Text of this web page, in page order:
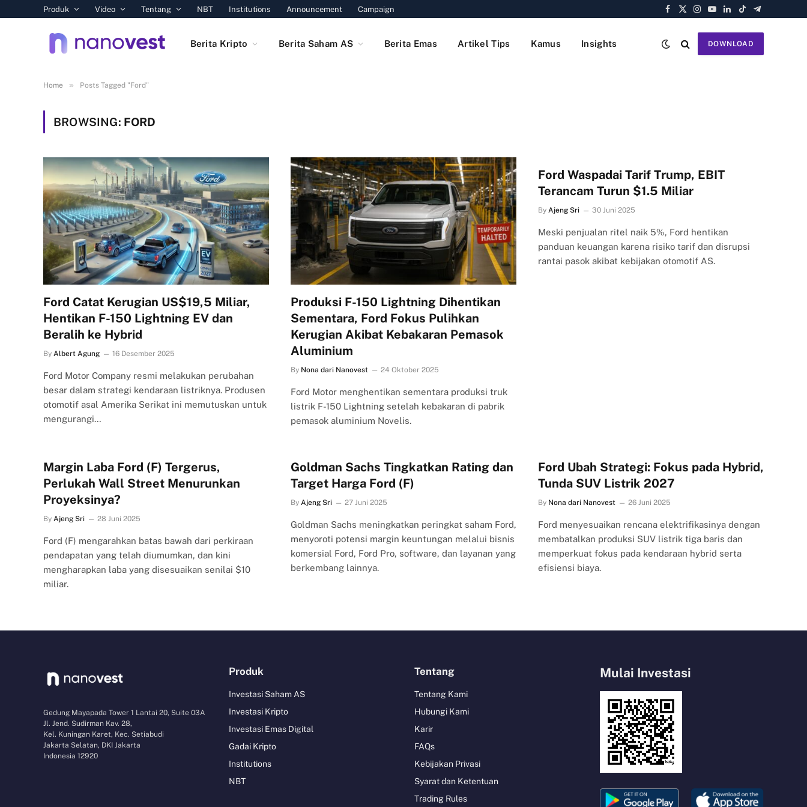
Produk Video Tentang NBT Institutions Announcement Campaign
Facebook
X
Instagram
YouTube
LinkedIn
TikTokTelegram
Berita Kripto Berita Saham AS Berita Emas Artikel Tips Kamus Insights DOWNLOAD
Home » Posts Tagged "Ford"
BROWSING: FORD
Ford Catat Kerugian US$19,5 Miliar,
Hentikan F-150 Lightning EV dan
Beralih ke Hybrid
By Albert Agung 16 Desember 2025
Ford Motor Company resmi melakukan perubahan
besar dalam strategi kendaraan listriknya. Produsen
otomotif asal Amerika Serikat ini memutuskan untuk
mengurangi…
Produksi F-150 Lightning Dihentikan
Sementara, Ford Fokus Pulihkan
Kerugian Akibat Kebakaran Pemasok
Aluminium
By Nona dari Nanovest 24 Oktober 2025
Ford Motor menghentikan sementara produksi truk
listrik F-150 Lightning setelah kebakaran di pabrik
pemasok aluminium Novelis.
Ford Waspadai Tarif Trump, EBIT
Terancam Turun $1.5 Miliar
By Ajeng Sri 30 Juni 2025
Meski penjualan ritel naik 5%, Ford hentikan
panduan keuangan karena risiko tarif dan disrupsi
rantai pasok akibat kebijakan otomotif AS.
Margin Laba Ford (F) Tergerus,
Perlukah Wall Street Menurunkan
Proyeksinya?
By Ajeng Sri 28 Juni 2025
Ford (F) mengarahkan batas bawah dari perkiraan
pendapatan yang telah diumumkan, dan kini
mengharapkan laba yang disesuaikan senilai $10
miliar.
Goldman Sachs Tingkatkan Rating dan
Target Harga Ford (F)
By Ajeng Sri 27 Juni 2025
Goldman Sachs meningkatkan peringkat saham Ford,
menyoroti potensi margin keuntungan melalui bisnis
komersial Ford, Ford Pro, software, dan layanan yang
berkembang lainnya.
Ford Ubah Strategi: Fokus pada Hybrid,
Tunda SUV Listrik 2027
By Nona dari Nanovest 26 Juni 2025
Ford menyesuaikan rencana elektrifikasinya dengan
membatalkan produksi SUV listrik tiga baris dan
memperkuat fokus pada kendaraan hybrid serta
efisiensi biaya.
Gedung Mayapada Tower 1 Lantai 20, Suite 03A
Jl. Jend. Sudirman Kav. 28,
Kel. Kuningan Karet, Kec. Setiabudi
Jakarta Selatan, DKI Jakarta
Indonesia 12920
Produk
Investasi Saham AS
Investasi Kripto
Investasi Emas Digital
Gadai Kripto
Institutions
NBT
Tentang
Tentang Kami
Hubungi Kami
Karir
FAQs
Kebijakan Privasi
Syarat dan Ketentuan
Trading Rules
Mulai Investasi